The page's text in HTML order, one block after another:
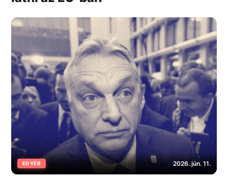
EGYÉB 2026. jún. 11.